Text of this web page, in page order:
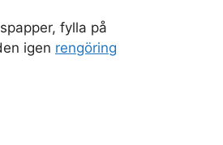
fylla på
igen rengöring